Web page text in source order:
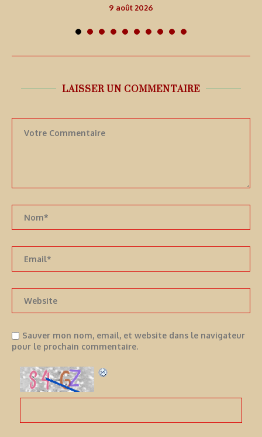
9 août 2026
LAISSER UN COMMENTAIRE
Sauver mon nom, email, et website dans le navigateur
pour le prochain commentaire.